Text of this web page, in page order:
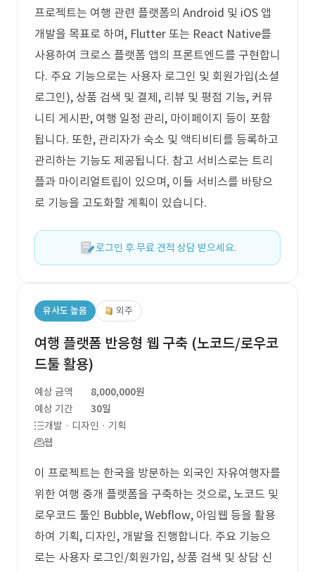
프로젝트는 여행 관련 플랫폼의 Android 및 iOS 앱
개발을 목표로 하며, Flutter 또는 React Native를
사용하여 크로스 플랫폼 앱의 프론트엔드를 구현합니
다. 주요 기능으로는 사용자 로그인 및 회원가입(소셜
로그인), 상품 검색 및 결제, 리뷰 및 평점 기능, 커뮤
니티 게시판, 여행 일정 관리, 마이페이지 등이 포함
됩니다. 또한, 관리자가 숙소 및 액티비티를 등록하고
관리하는 기능도 제공됩니다. 참고 서비스로는 트리
플과 마이리얼트립이 있으며, 이들 서비스를 바탕으
로 기능을 고도화할 계획이 있습니다.
로그인 후 무료 견적 상담 받으세요.
유사도 높음 외주
여행 플랫폼 반응형 웹 구축 (노코드/로우코
드툴 활용)
예상 금액
8,000,000원
예상 기간
30일
개발 · 디자인 · 기획
웹
이 프로젝트는 한국을 방문하는 외국인 자유여행자를
위한 여행 중개 플랫폼을 구축하는 것으로, 노코드 및
로우코드 툴인 Bubble, Webflow, 아임웹 등을 활용
하여 기획, 디자인, 개발을 진행합니다. 주요 기능으
로는 사용자 로그인/회원가입, 상품 검색 및 상담 신